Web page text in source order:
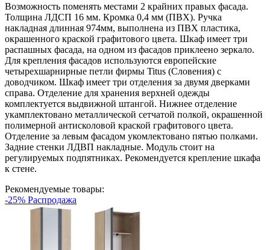
Возможность поменять местами 2 крайних правых фасада.
Толщина ЛДСП 16 мм. Кромка 0,4 мм (ПВХ). Ручка
накладная длинная 974мм, выполнена из ПВХ пластика,
окрашенного краской графитового цвета. Шкаф имеет три
распашных фасада, на одном из фасадов приклеено зеркало.
Для крепления фасадов используются европейские
четырехшарнирные петли фирмы Titus (Словения) с
доводчиком. Шкаф имеет три отделения за двумя дверками
справа. Отделение для хранения верхней одежды
комплектуется выдвижной штангой. Нижнее отделение
укамплектовано металлической сетчатой полкой, окрашенной
полимерной антисколовой краской графитового цвета.
Отделение за левым фасадом укомлектовано пятью полками.
Задние стенки ЛДВП накладные. Модуль стоит на
регулируемых подпятниках. Рекомендуется крепление шкафа
к стене.
Рекомендуемые товары:
-25% Распродажа